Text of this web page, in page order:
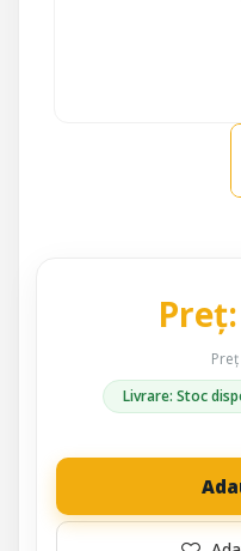
Livrare: Stoc